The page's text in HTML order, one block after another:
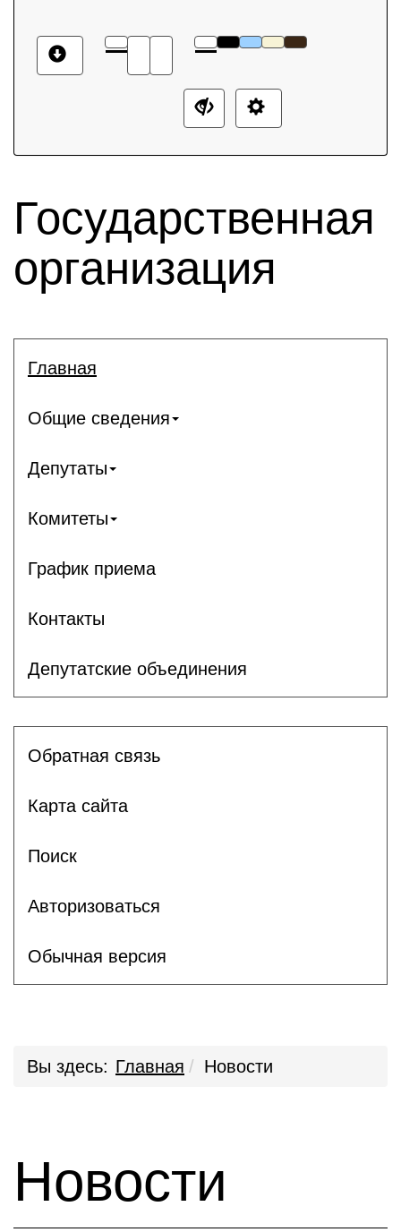
Государственная
организация
Главная
Общие сведения
Депутаты
Комитеты
График приема
Контакты
Депутатские объединения
Обратная связь
Карта сайта
Поиск
Авторизоваться
Обычная версия
Вы здесь: Главная Новости
Новости